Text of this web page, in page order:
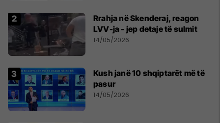
Rrahja në Skenderaj, reagon
LVV-ja - jep detaje të sulmit
14/05/2026
Kush janë 10 shqiptarët më të
pasur
14/05/2026